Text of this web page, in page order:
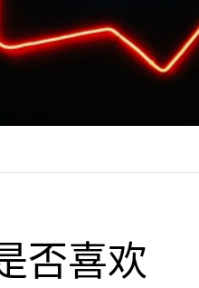
否喜欢